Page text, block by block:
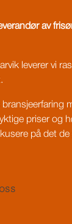
av
leverer vi
priser og
på det de